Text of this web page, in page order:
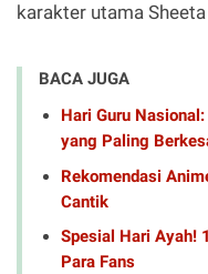
karakter utama
BACA JUGA
Hari Guru
yang Paling
Rekomendasi
Cantik
Spesial Hari Ayah!
Para Fans